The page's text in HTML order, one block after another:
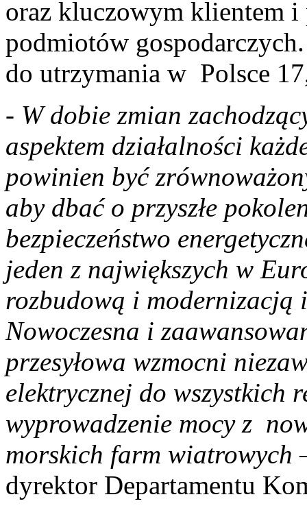
oraz kluczowym klientem
podmiotów
do utrzymania w Polsce
- W dobie zmian
aspektem działalności
powinien być
aby dbać o przyszłe
bezpieczeństwo
jeden z największych w
rozbudową i modernizacją
Nowoczesna i
przesyłowa wzmocni
elektrycznej do
wyprowadzenie mocy z
morskich farm wiatrowych
dyrektor Departamentu